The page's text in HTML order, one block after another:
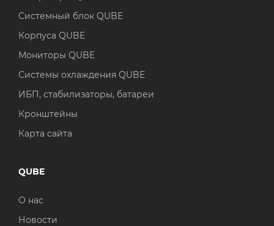
Системный блок QUBE
Корпуса QUBE
Мониторы QUBE
Системы охлаждения QUBE
ИБП, стабилизаторы, батареи
Кронштейны
Карта сайта
QUBE
О нас
Новости